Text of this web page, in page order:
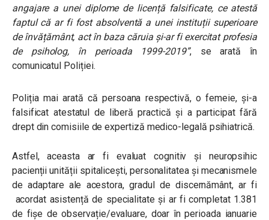
angajare a unei diplome de licență falsificate, ce atestă
faptul că ar fi fost absolventă a unei instituții superioare
de învățământ, act în baza căruia și-ar fi exercitat profesia
de psiholog, în perioada 1999-2019”, se arată în
comunicatul Poliției.
Poliția mai arată că persoana respectivă, o femeie, și-a
falsificat atestatul de liberă practică și a participat fără
drept din comisiile de expertiză medico-legală psihiatrică.
Astfel, aceasta ar fi evaluat cognitiv și neuropsihic
pacienții unității spitalicești, personalitatea și mecanismele
de adaptare ale acestora, gradul de discernământ, ar fi
acordat asistență de specialitate și ar fi completat 1.381
de fișe de observație/evaluare, doar în perioada ianuarie